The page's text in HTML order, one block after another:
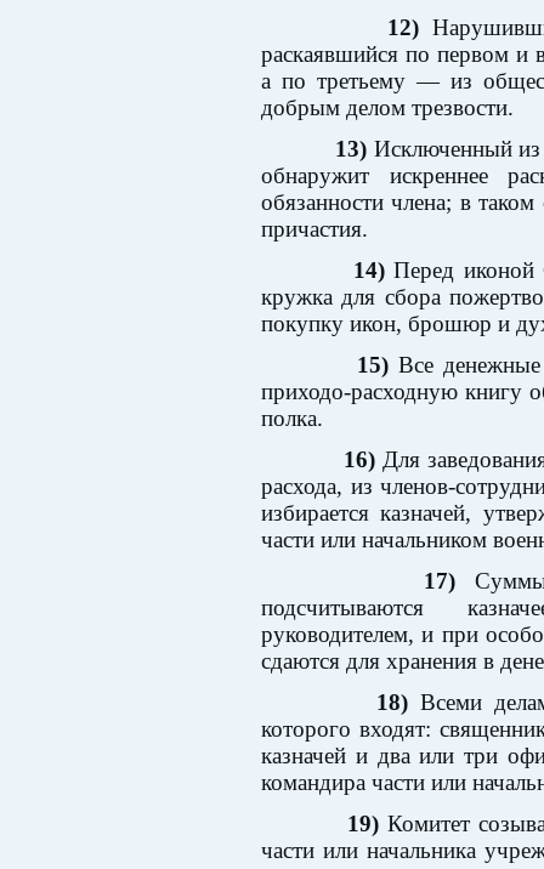
12)
раскаявшийся по первом и
а по третьему — из
добрым делом трезвости.
13) Исключенный из
обнаружит искреннее
обязанности члена; в
причастия.
14)Перед иконой
кружка для сбора
покупку икон, брошюр и
15)Все денежные
приходо-расходную книгу
полка.
16)Для
расхода, из членов-
избирается казначей,
части или начальником
17)
подсчитываются
руководителем, и при
сдаются для хранения в
18)Всеми
которого входят:
казначей и два или три
командира части или
19) Комитет
части или начальника